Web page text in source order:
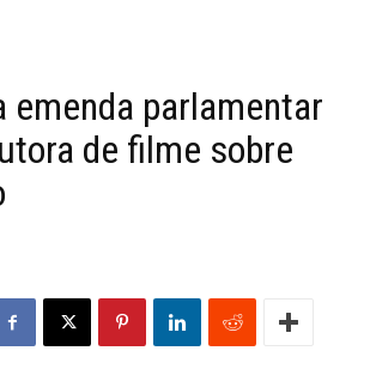
emenda parlamentar
de filme sobre